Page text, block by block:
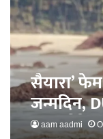
सैयारा’
जन्मदिन,
बन गईं
aam aadmi